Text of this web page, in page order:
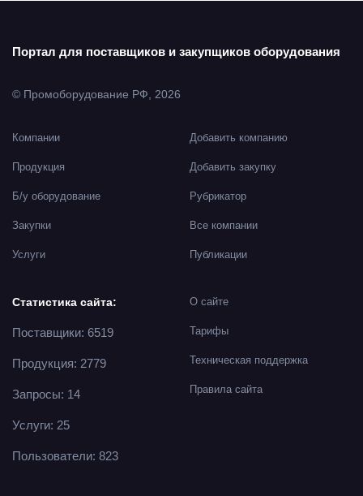
Портал для поставщиков и закупщиков оборудования
© Промоборудование РФ, 2026
Компании
Продукция
Б/у оборудование
Закупки
Услуги
Добавить компанию
Добавить закупку
Рубрикатор
Все компании
Публикации
О сайте
Тарифы
Техническая поддержка
Правила сайта
Статистика сайта:
Поставщики: 6519
Продукция: 2779
Запросы: 14
Услуги: 25
Пользователи: 823